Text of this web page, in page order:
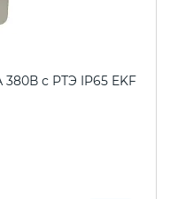
с РТЭ IP65 EKF